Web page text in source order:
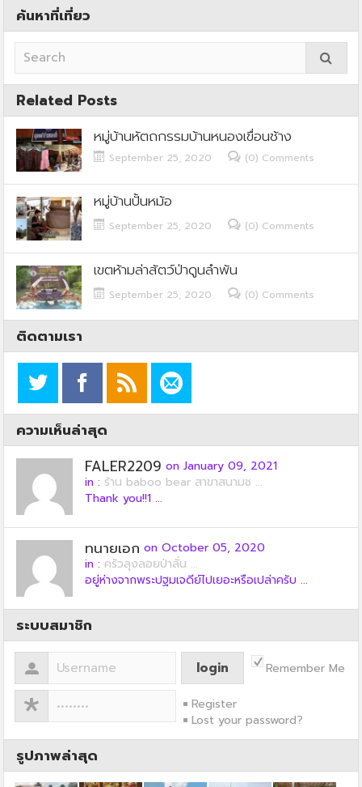
ค้นหาที่เที่ยว
Related Posts
หมู่บ้านหัตถกรรมบ้านหนองเขื่อนช้าง
September 25, 2020 (0) Comments
หมู่บ้านปั้นหม้อ
September 25, 2020 (0) Comments
เขตห้ามล่าสัตว์ป่าดูนลำพัน
September 25, 2020 (0) Comments
ติดตามเรา
ความเห็นล่าสุด
FALER2209 on January 09, 2021
in : ร้าน baboo bear สาขาสนามช ...
Thank you!!1 ...
ทนายเอก on October 05, 2020
in : ครัวลุงลอยป่าลั่น ...
อยู่ห่างจากพระปฐมเจดีย์ไปเยอะหรือเปล่าครับ ...
ระบบสมาชิก
Remember Me
Register
Lost your password?
รูปภาพล่าสุด